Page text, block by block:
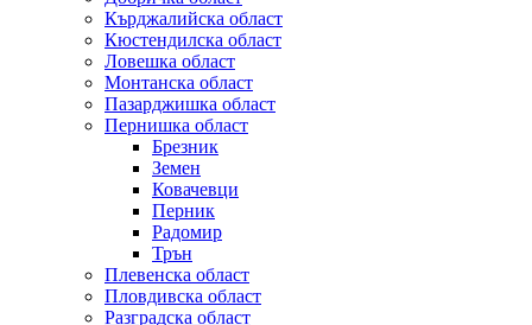
Кърджалийска област
Кюстендилска област
Ловешка област
Монтанска област
Пазарджишка област
Пернишка област
Брезник
Земен
Ковачевци
Перник
Радомир
Трън
Плевенска област
Пловдивска област
Разградска област